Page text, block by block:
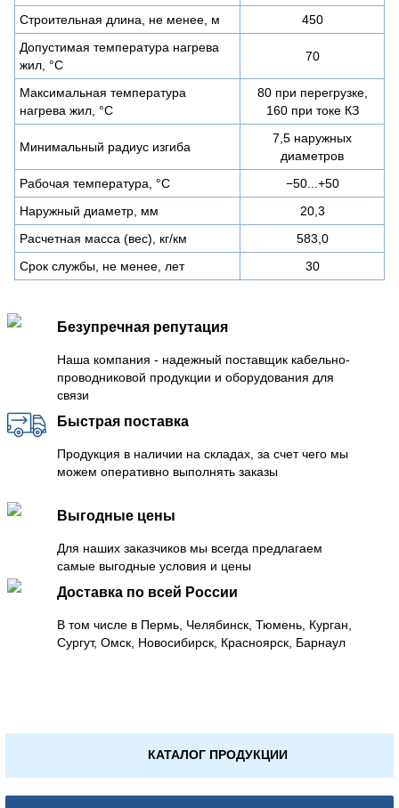
Строительная длина, не менее, м
450
Допустимая температура нагрева
жил, °C
70
Максимальная температура
нагрева жил, °C
80 при перегрузке,
160 при токе КЗ
Минимальный радиус изгиба
7,5 наружных
диаметров
Рабочая температура, °C
−50...+50
Наружный диаметр, мм
20,3
Расчетная масса (вес), кг/км
583,0
Срок службы, не менее, лет
30
Безупречная репутация
Наша компания - надежный поставщик кабельно-
проводниковой продукции и оборудования для
связи
Быстрая поставка
Продукция в наличии на складах, за счет чего мы
можем оперативно выполнять заказы
Выгодные цены
Для наших заказчиков мы всегда предлагаем
самые выгодные условия и цены
Доставка по всей России
В том числе в Пермь, Челябинск, Тюмень, Курган,
Сургут, Омск, Новосибирск, Красноярск, Барнаул
КАТАЛОГ ПРОДУКЦИИ